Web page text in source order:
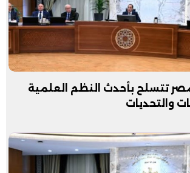
مصر تتسلح بأحدث النظم العلمية
والتحديات